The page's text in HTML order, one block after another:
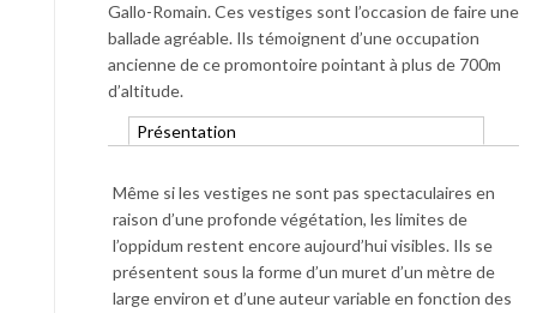
Gallo-Romain. Ces vestiges sont l’occasion de faire une
ballade agréable. Ils témoignent d’une occupation
ancienne de ce promontoire pointant à plus de 700m
d’altitude.
Présentation
Même si les vestiges ne sont pas spectaculaires en
raison d’une profonde végétation, les limites de
l’oppidum restent encore aujourd’hui visibles. Ils se
présentent sous la forme d’un muret d’un mètre de
large environ et d’une auteur variable en fonction des